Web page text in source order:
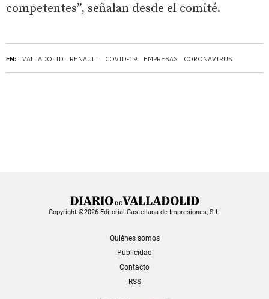
EN: VALLADOLID RENAULT COVID-19 EMPRESAS CORONAVIRUS
competentes”, señalan desde el comité.
Copyright ©2026 Editorial Castellana de Impresiones, S.L.
Quiénes somos
Publicidad
Contacto
RSS